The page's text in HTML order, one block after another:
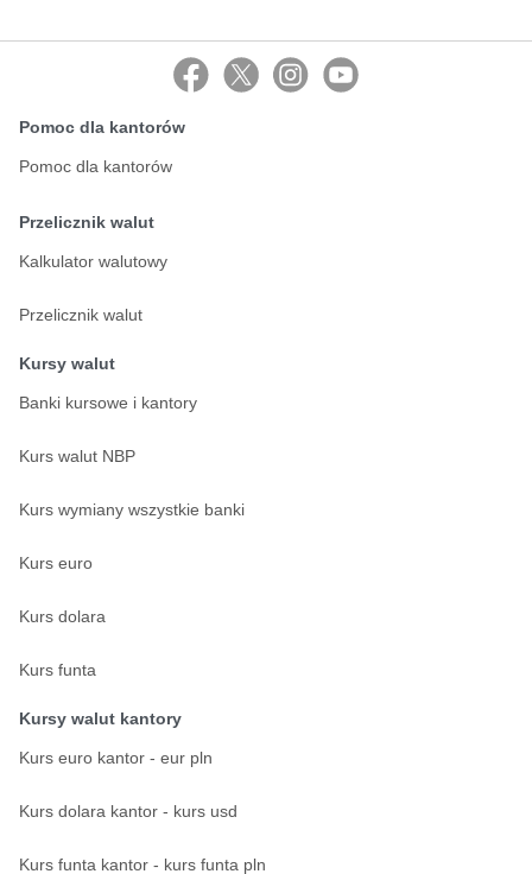
Pomoc dla kantorów
Pomoc dla kantorów
Przelicznik walut
Kalkulator walutowy
Przelicznik walut
Kursy walut
Banki kursowe i kantory
Kurs walut NBP
Kurs wymiany wszystkie banki
Kurs euro
Kurs dolara
Kurs funta
Kursy walut kantory
Kurs euro kantor - eur pln
Kurs dolara kantor - kurs usd
Kurs funta kantor - kurs funta pln